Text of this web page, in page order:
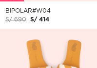
BIPOLAR#W04
S/ 690
S/ 414